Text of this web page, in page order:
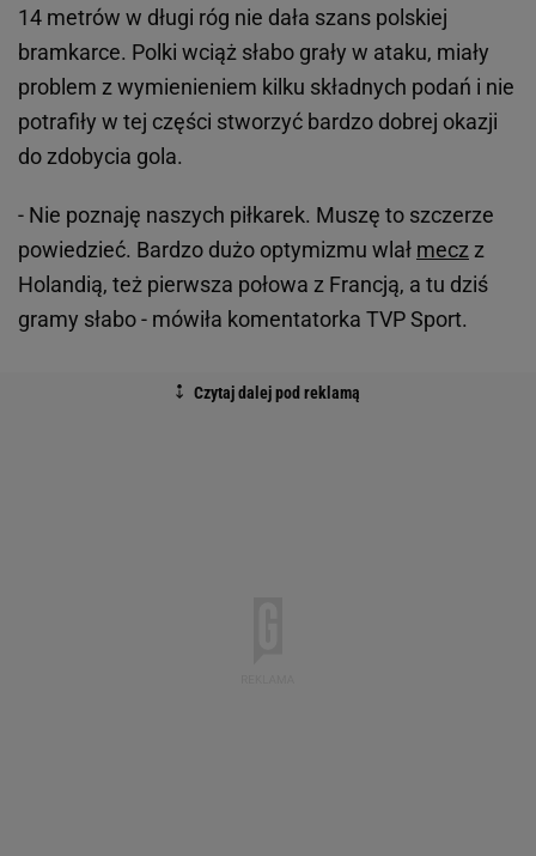
14 metrów w długi róg nie dała szans polskiej
bramkarce. Polki wciąż słabo grały w ataku, miały
problem z wymienieniem kilku składnych podań i nie
potrafiły w tej części stworzyć bardzo dobrej okazji
do zdobycia gola.
- Nie poznaję naszych piłkarek. Muszę to szczerze
powiedzieć. Bardzo dużo optymizmu wlał meczz
Holandią, też pierwsza połowa z Francją, a tu dziś
gramy słabo - mówiła komentatorka TVP Sport.